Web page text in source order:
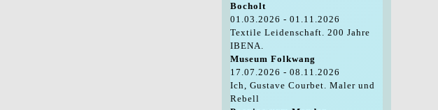
Bocholt
01.03.2026 - 01.11.2026
Textile Leidenschaft. 200 Jahre
IBENA.
Museum Folkwang
17.07.2026 - 08.11.2026
Ich, Gustave Courbet. Maler und
Rebell